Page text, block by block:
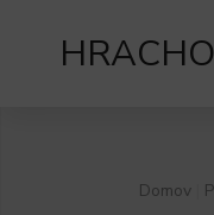
HRACHO
Domov